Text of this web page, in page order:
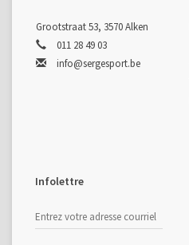
Grootstraat 53, 3570 Alken
011 28 49 03
info@sergesport.be
Infolettre